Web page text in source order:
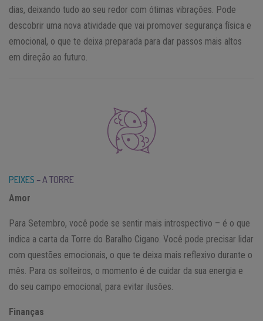
dias, deixando tudo ao seu redor com ótimas vibrações. Pode
descobrir uma nova atividade que vai promover segurança física e
emocional, o que te deixa preparada para dar passos mais altos
em direção ao futuro.
PEIXES – A TORRE
Amor
Para Setembro, você pode se sentir mais introspectivo – é o que
indica a carta da Torre do Baralho Cigano. Você pode precisar lidar
com questões emocionais, o que te deixa mais reflexivo durante o
mês. Para os solteiros, o momento é de cuidar da sua energia e
do seu campo emocional, para evitar ilusões.
Finanças